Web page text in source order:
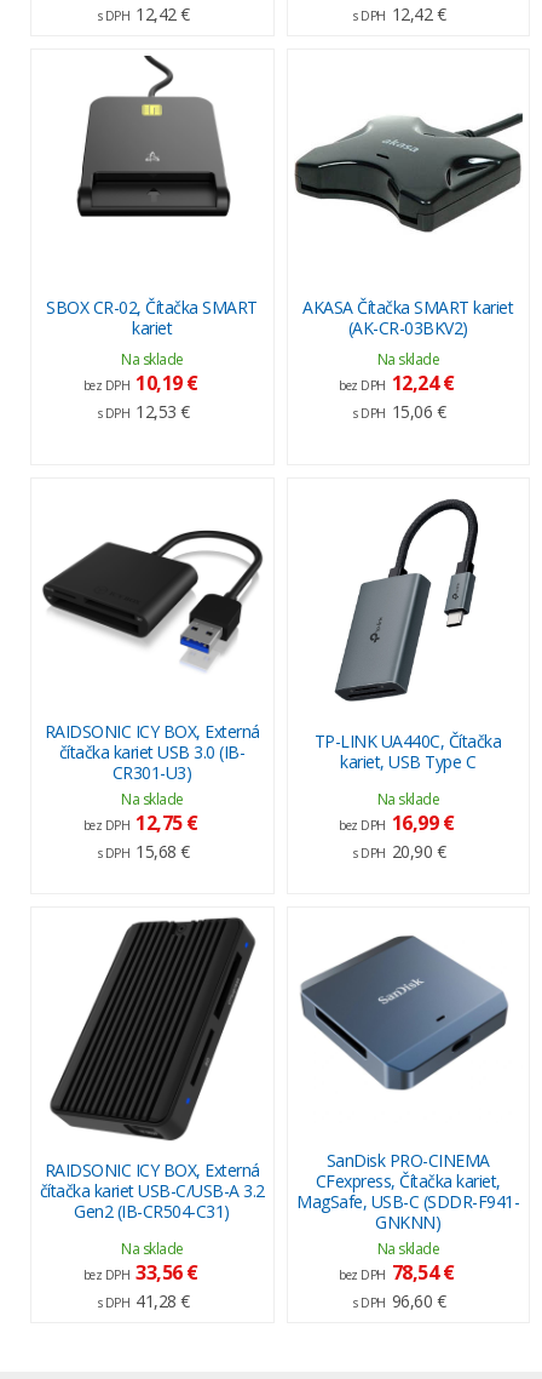
s DPH 12,42 € s DPH 12,42 €
SBOX CR-02, Čítačka SMART
kariet
Na sklade
bez DPH 10,19 €
s DPH 12,53 €
AKASA Čítačka SMART kariet
(AK-CR-03BKV2)
Na sklade
bez DPH 12,24 €
s DPH 15,06 €
RAIDSONIC ICY BOX, Externá
čítačka kariet USB 3.0 (IB-
CR301-U3)
Na sklade
bez DPH 12,75 €
s DPH 15,68 €
TP-LINK UA440C, Čítačka
kariet, USB Type C
Na sklade
bez DPH 16,99 €
s DPH 20,90 €
RAIDSONIC ICY BOX, Externá
čítačka kariet USB-C/USB-A 3.2
Gen2 (IB-CR504-C31)
Na sklade
bez DPH 33,56 €
s DPH 41,28 €
SanDisk PRO-CINEMA
CFexpress, Čítačka kariet,
MagSafe, USB-C (SDDR-F941-
GNKNN)
Na sklade
bez DPH 78,54 €
s DPH 96,60 €